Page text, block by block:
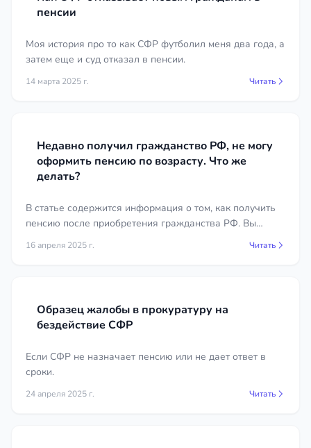
документы о льготах, инвалидности или
Стоимость услуг пенсионного
юриста в регионе Чувашская
спора, объёма документов и необходимости
судебного разбирательства. Устная консультация
и анализ ситуации стоят дешевле, чем полное
участием в заседаниях. Отдельно может
оплачиваться сбор архивных справок и
составление досудебной жалобы. Конкретные
подходящего исполнителя без скрытых платежей.
специалисту
пенсии
Моя история про то как СФР футболил меня два года, а
затем еще и суд отказал в пенсии.
14 марта 2025 г. Читать
Недавно получил гражданство РФ, не могу
оформить пенсию по возрасту. Что же
делать?
В статье содержится информация о том, как получить
пенсию после приобретения гражданства РФ. Вы
узнаете о необходимых документа и порядке
оформления.
16 апреля 2025 г. Читать
Образец жалобы в прокуратуру на
бездействие СФР
Если СФР не назначает пенсию или не дает ответ в
сроки.
24 апреля 2025 г. Читать